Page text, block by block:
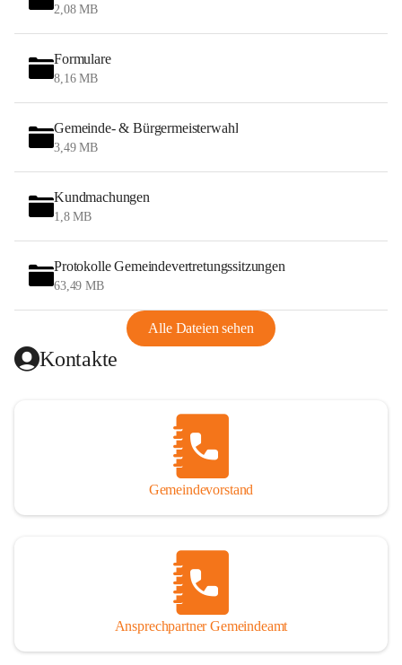
2,08 MB
Formulare
8,16 MB
Gemeinde- & Bürgermeisterwahl
3,49 MB
Kundmachungen
1,8 MB
Protokolle Gemeindevertretungssitzungen
63,49 MB
Alle Dateien sehen
Kontakte
Gemeindevorstand
Ansprechpartner Gemeindeamt